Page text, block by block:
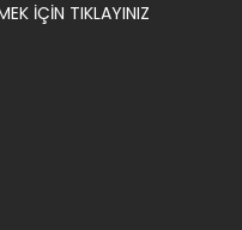
İÇİN TIKLAYINIZ